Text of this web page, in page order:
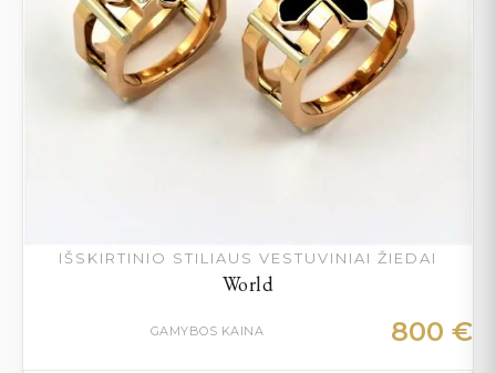
IŠSKIRTINIO STILIAUS VESTUVINIAI ŽIEDAI
World
GAMYBOS KAINA 800 €